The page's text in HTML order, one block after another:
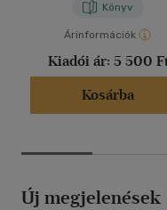
Könyv
Árinformációk
Kiadói ár: 5 500
Kosárba
Új megjelenések